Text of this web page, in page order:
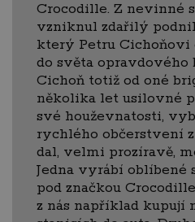
Crocodille. Z nevinné
vzniknul zdařilý
který Petru Cichoňovi
do světa opravdového
Cichoň totiž od oné
několika let usilovné
své houževnatosti,
rychlého občerstvení
dal, velmi prozíravě,
Jedna vyrábí oblíbené
pod značkou
z nás například kupují